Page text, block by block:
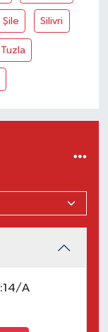
Şile Silivri
Tuzla
A